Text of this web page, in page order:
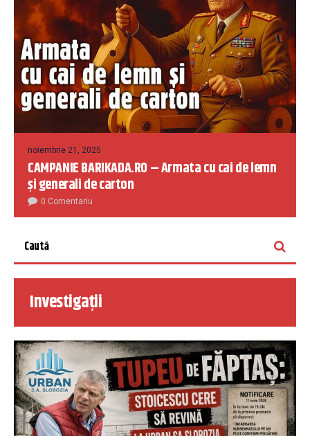
noiembrie 21, 2025
CAMPANIE BARIKADA.RO – Armata cu cai de lemn
și generali de carton
0 Comentariu
Investigații